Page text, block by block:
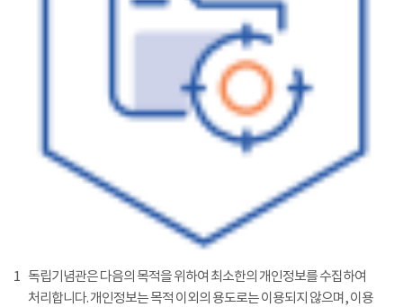
1 독립기념관은 다음의 목적을 위하여 최소한의 개인정보를 수집하여
처리합니다. 개인정보는 목적 이외의 용도로는 이용되지 않으며, 이용